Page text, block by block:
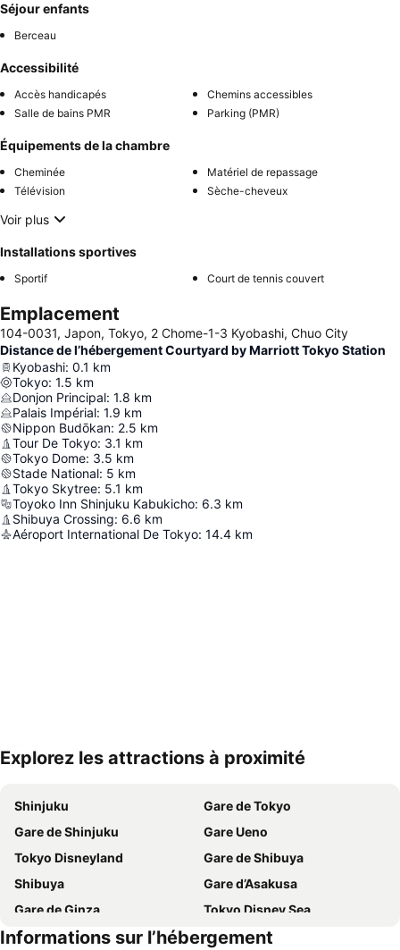
Séjour enfants
Berceau
Accessibilité
Accès handicapés
Chemins accessibles
Salle de bains PMR
Parking (PMR)
Équipements de la chambre
Cheminée
Matériel de repassage
Télévision
Sèche-cheveux
Voir plus
Installations sportives
Sportif Court de tennis couvert
Emplacement
104-0031, Japon, Tokyo, 2 Chome-1-3 Kyobashi, Chuo City
Distance de l’hébergement Courtyard by Marriott Tokyo Station
Kyobashi: 0.1 km
Tokyo: 1.5 km
Donjon Principal: 1.8 km
Palais Impérial: 1.9 km
Nippon Budōkan: 2.5 km
Tour De Tokyo: 3.1 km
Tokyo Dome: 3.5 km
Stade National: 5 km
Tokyo Skytree: 5.1 km
Toyoko Inn Shinjuku Kabukicho: 6.3 km
Shibuya Crossing: 6.6 km
Aéroport International De Tokyo: 14.4 km
Explorez les attractions à proximité
Shinjuku
Gare de Tokyo
Gare de Shinjuku
Gare Ueno
Tokyo Disneyland
Gare de Shibuya
Shibuya
Gare d’Asakusa
Gare de Ginza
Tokyo Disney Sea
Aéroport international de Tokyo-Haneda
Gare de Shinagawa
Informations sur l’hébergement